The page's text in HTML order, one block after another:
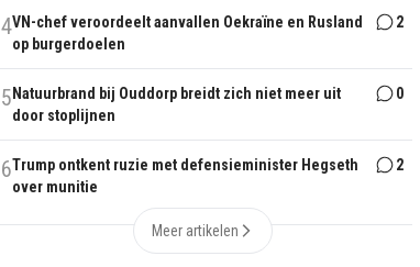
4VN-chef veroordeelt aanvallen Oekraïne en Rusland
op burgerdoelen
2
5 Natuurbrand bij Ouddorp breidt zich niet meer uit
door stoplijnen
0
6Trump ontkent ruzie met defensieminister Hegseth
over munitie
2
Meer artikelen